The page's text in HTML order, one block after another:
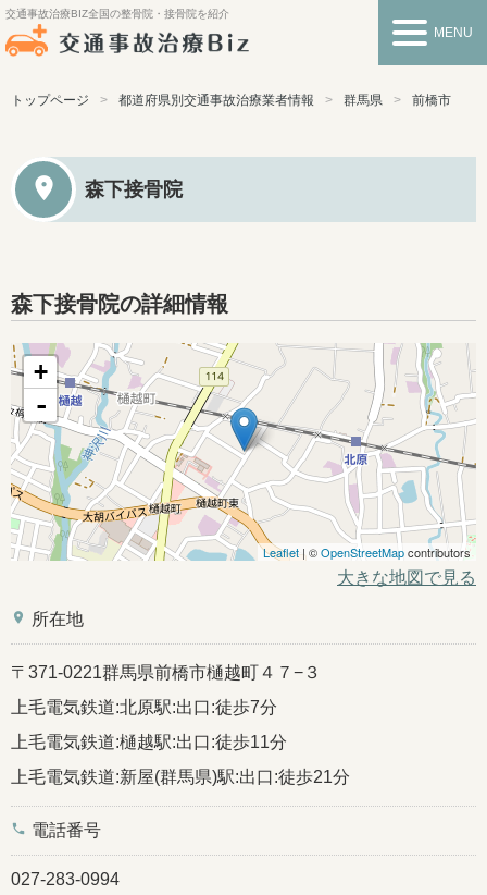
交通事故治療BIZ全国の整骨院・接骨院を紹介
MENU
トップページ 都道府県別交通事故治療業者情報 群馬県 前橋市
森下接骨院
森下接骨院の詳細情報
+
-
Leaflet| ©OpenStreetMapcontributors
大きな地図で見る
place 所在地
〒371-0221群馬県前橋市樋越町４７−３
上毛電気鉄道:北原駅:出口:徒歩7分
上毛電気鉄道:樋越駅:出口:徒歩11分
上毛電気鉄道:新屋(群馬県)駅:出口:徒歩21分
phone 電話番号
027-283-0994